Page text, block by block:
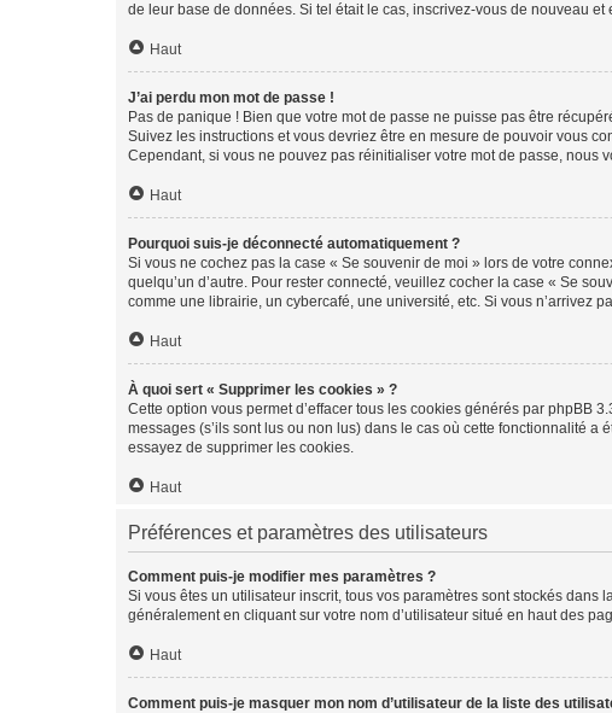
de leur base de données. Si tel était le cas, inscrivez-vous de nouveau
Haut
J’ai perdu mon mot de passe !
Pas de panique ! Bien que votre mot de passe ne puisse pas être
Suivez les instructions et vous devriez être en mesure de pouvoir vous
Cependant, si vous ne pouvez pas réinitialiser votre mot de passe, nous
Haut
Pourquoi suis-je déconnecté automatiquement ?
Si vous ne cochez pas la case « Se souvenir de moi » lors de votre
quelqu’un d’autre. Pour rester connecté, veuillez cocher la case « Se
comme une librairie, un cybercafé, une université, etc. Si vous n’arrivez
Haut
À quoi sert « Supprimer les cookies » ?
Cette option vous permet d’effacer tous les cookies générés par phpBB
messages (s’ils sont lus ou non lus) dans le cas où cette fonctionnalité
essayez de supprimer les cookies.
Haut
Préférences et paramètres des utilisateurs
Comment puis-je modifier mes paramètres ?
Si vous êtes un utilisateur inscrit, tous vos paramètres sont stockés
généralement en cliquant sur votre nom d’utilisateur situé en haut des
Haut
Comment puis-je masquer mon nom d’utilisateur de la liste des